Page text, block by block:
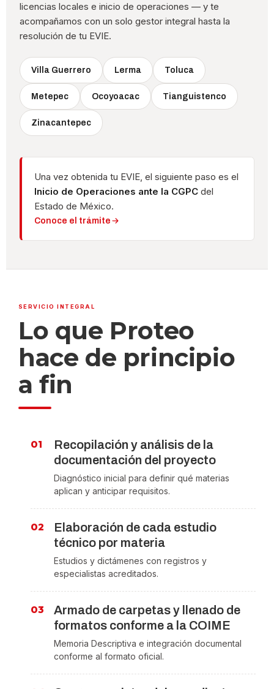
licencias locales e inicio de operaciones — y te
acompañamos con un solo gestor integral hasta la
resolución de tu EVIE.
Villa Guerrero Lerma Toluca
Metepec Ocoyoacac Tianguistenco
Zinacantepec
Una vez obtenida tu EVIE, el siguiente paso es el
Inicio de Operaciones ante la CGPC del
Estado de México.
Conoce el trámite
SERVICIO INTEGRAL
Lo que Proteo
hace de principio
a fin
Recopilación y análisis de la
documentación del proyecto
Diagnóstico inicial para definir qué materias
aplican y anticipar requisitos.
Elaboración de cada estudio
técnico por materia
Estudios y dictámenes con registros y
especialistas acreditados.
Armado de carpetas y llenado de
formatos conforme a la COIME
Memoria Descriptiva e integración documental
conforme al formato oficial.